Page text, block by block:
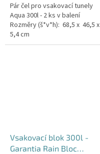
Pár čel pro vsakovací tunely
Aqua 300l - 2 ks v balení
Rozměry (š*v*h): 68,5 x 46,5 x
5,4 cm
Vsakovací blok 300l -
Garantia Rain Bloc